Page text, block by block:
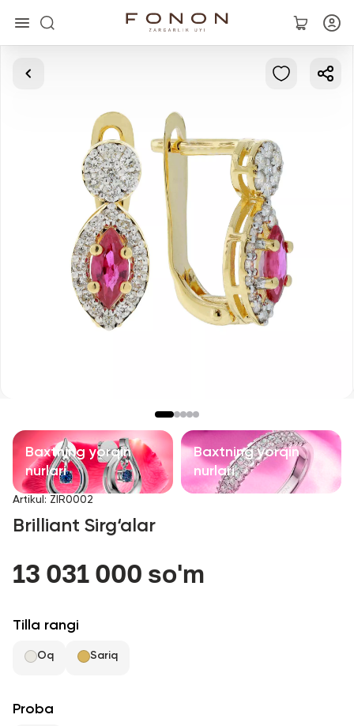
Asosiy
Bilaguzuklar
Aksessuarlar
Barcha
Biz haqimizda
Do'kon topish
Sevimli
+998 71 205 22 22
Baxtning yorqin
nurlari
Baxtning yorqin
nurlari
Artikul : ZIR0002
Brilliant Sirg‘alar
13 031 000 so'm
Tilla rangi
Oq Sariq
Proba